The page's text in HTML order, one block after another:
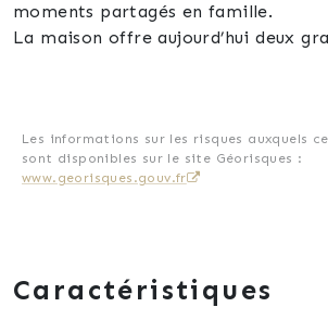
moments partagés en famille.
La maison offre aujourd’hui deux
ouvre la porte à vos projets : suite
chambres supplémentaires, studio
À l’extérieur, le terrain de 2004 m²
Les informations sur les risques auxquels
sont disponibles sur le site Géorisques :
www.georisques.gouv.fr
Caractéristiques